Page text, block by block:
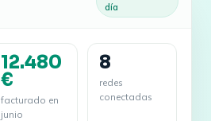
día
12.480
€
facturado en
junio
8
redes
conectadas